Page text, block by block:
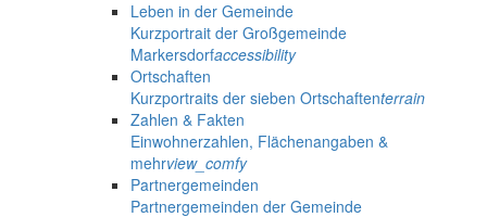
Leben in der Gemeinde
Kurzportrait der Großgemeinde
Markersdorfaccessibility
Ortschaften
Kurzportraits der sieben Ortschaftenterrain
Zahlen & Fakten
Einwohnerzahlen, Flächenangaben &
mehrview_comfy
Partnergemeinden
Partnergemeinden der Gemeinde